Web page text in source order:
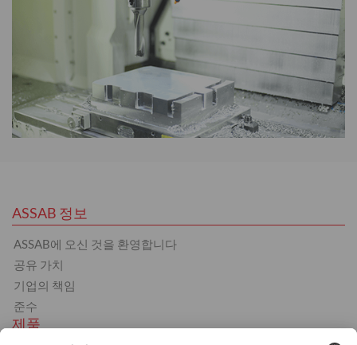
ASSAB 정보
ASSAB에 오신 것을 환영합니다
공유 가치
기업의 책임
준수
제품